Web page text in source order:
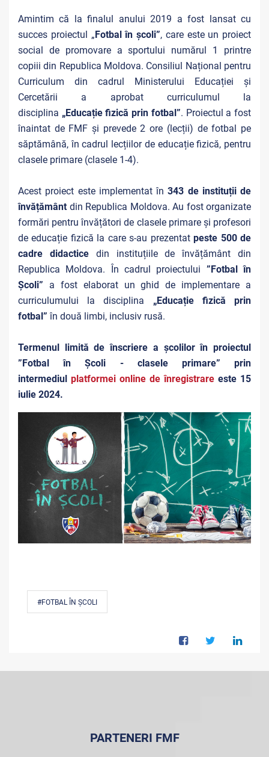
Amintim că la finalul anului 2019 a fost lansat cu
succes proiectul „Fotbal în școli”, care este un proiect
social de promovare a sportului numărul 1 printre
copiii din Republica Moldova. Consiliul Național pentru
Curriculum din cadrul Ministerului Educației și
Cercetării a aprobat curriculumul la
disciplina „Educație fizică prin fotbal”. Proiectul a fost
înaintat de FMF și prevede 2 ore (lecții) de fotbal pe
săptămână, în cadrul lecțiilor de educație fizică, pentru
clasele primare (clasele 1-4).
Acest proiect este implementat în343 de instituții de
învățământ din Republica Moldova. Au fost organizate
formări pentru învățători de clasele primare și profesori
de educație fizică la care s-au prezentatpeste 500 de
cadre didacticedin instituțiile de învățământ din
Republica Moldova. În cadrul proiectului ”Fotbal în
Școli”
a fost elaborat un ghid de implementare a
curriculumului la disciplina „Educație fizică prin
fotbal” în două limbi, inclusiv rusă.
Termenul limită de înscriere a școlilor în proiectul
”Fotbal în Școli - clasele primare” prin
intermediul platformei online de înregistrare este 15
iulie 2024.
#FOTBAL ÎN ȘCOLI
PARTENERI FMF